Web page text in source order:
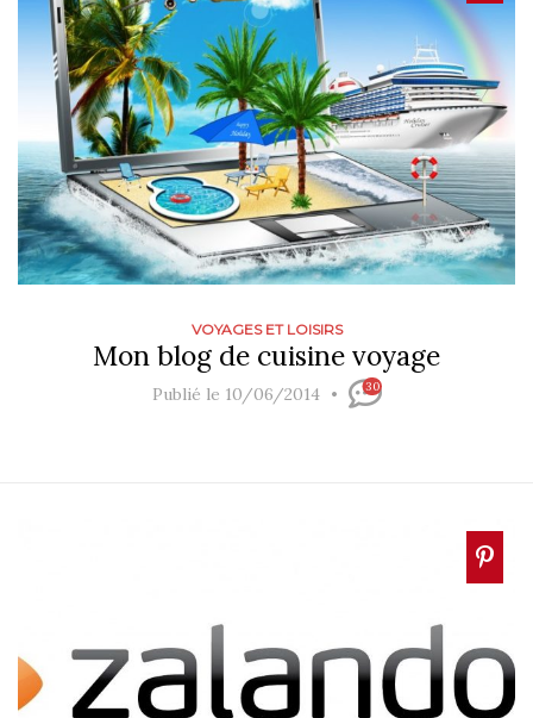
VOYAGES ET LOISIRS
Mon blog de cuisine voyage
Publié le 10/06/2014 30